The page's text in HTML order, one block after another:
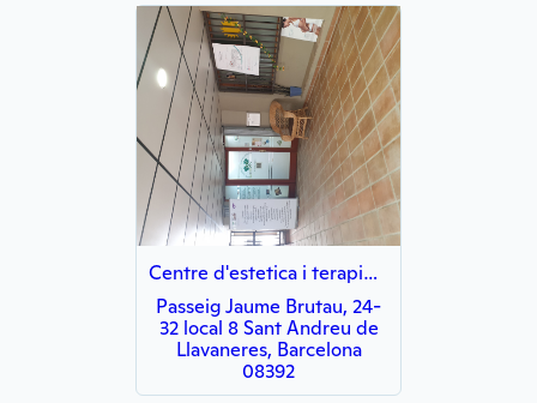
Centre d'estetica i terapies naturals
Passeig Jaume Brutau, 24-
32 local 8 Sant Andreu de
Llavaneres, Barcelona
08392